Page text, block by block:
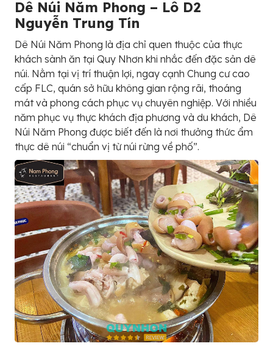
Dê Núi Năm Phong – Lô D2
Nguyễn Trung Tín
Dê Núi Năm Phong là địa chỉ quen thuộc của thực
khách sành ăn tại Quy Nhơn khi nhắc đến đặc sản dê
núi. Nằm tại vị trí thuận lợi, ngay cạnh Chung cư cao
cấp FLC, quán sở hữu không gian rộng rãi, thoáng
mát và phong cách phục vụ chuyên nghiệp. Với nhiều
năm phục vụ thực khách địa phương và du khách, Dê
Núi Năm Phong được biết đến là nơi thưởng thức ẩm
thực dê núi “chuẩn vị từ núi rừng về phố”.